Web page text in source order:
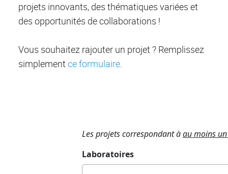
projets innovants, des thématiques variées et
des opportunités de collaborations !
Vous souhaitez rajouter un projet ? Remplissez
simplement ce formulaire.